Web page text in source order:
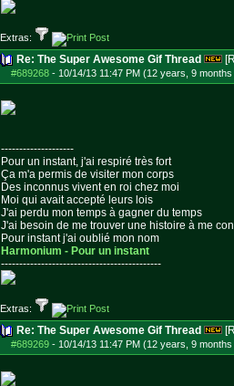
Extras:
Re: The Super Awesome Gif Thread
#689268 - 10/14/13 11:47 PM (12 years, 9 months
--------------------
Pour un instant, j'ai respiré très fort
Ça m'a permis de visiter mon corps
Des inconnus vivent en roi chez moi
Moi qui avait accepté leurs lois
J'ai perdu mon temps à gagner du temps
J'ai besoin de me trouver une histoire à me
Pour instant j'ai oublié mon nom
Harmonium - Pour un instant
--------------------------------------------
Extras:
Re: The Super Awesome Gif Thread
#689269 - 10/14/13 11:47 PM (12 years, 9 months